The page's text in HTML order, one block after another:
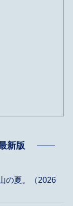
新版
の夏。（2026